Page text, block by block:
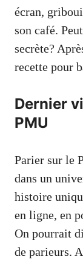
écran,
son café.
secrète?
recette pour
Dernier
PMU
Parier sur le
dans un
histoire
en ligne, en
On pourrait
de parieurs.